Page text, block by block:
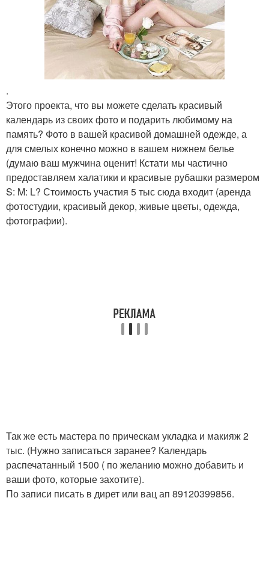
.
Этого проекта, что вы можете сделать красивый
календарь из своих фото и подарить любимому на
память? Фото в вашей красивой домашней одежде, а
для смелых конечно можно в вашем нижнем белье
(думаю ваш мужчина оценит! Кстати мы частично
предоставляем халатики и красивые рубашки размером
S: M: L? Стоимость участия 5 тыс сюда входит (аренда
фотостудии, красивый декор, живые цветы, одежда,
фотографии).
Так же есть мастера по прическам укладка и макияж 2
тыс. (Нужно записаться заранее? Календарь
распечатанный 1500 ( по желанию можно добавить и
ваши фото, которые захотите).
По записи писать в дирет или вац ап 89120399856.